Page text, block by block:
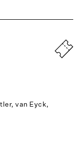
van Eyck,